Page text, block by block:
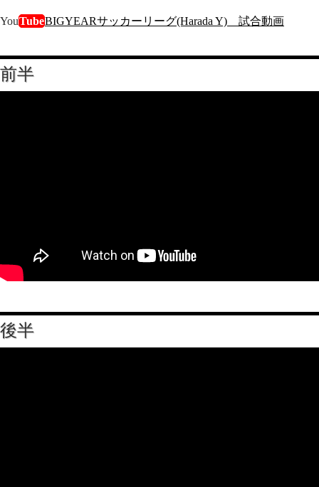
YouTubeBIGYEARサッカーリーグ(Harada Y) 試合動画
前半
後半